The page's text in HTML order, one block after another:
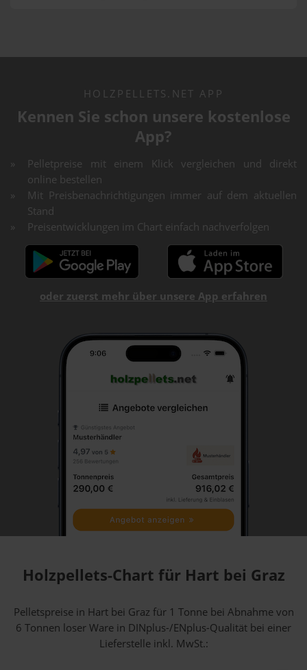
HOLZPELLETS.NET APP
Kennen Sie schon unsere kostenlose
App?
Pelletpreise mit einem Klick vergleichen und direkt
online bestellen
Mit Preisbenachrichtigungen immer auf dem aktuellen
Stand
Preisentwicklungen im Chart einfach nachverfolgen
oder zuerst mehr über unsere App erfahren
Holzpellets-Chart für Hart bei Graz
Pelletspreise in Hart bei Graz für 1 Tonne bei Abnahmevon
6 Tonnen loser Ware in DINplus-/ENplus-Qualität bei einer
Lieferstelle inkl. MwSt.: